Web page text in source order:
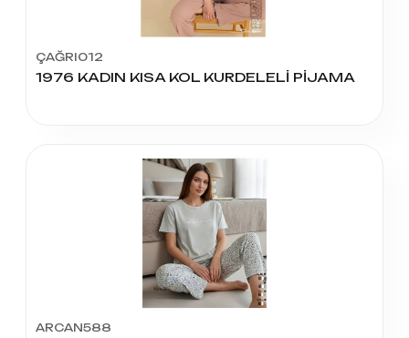
ÇAĞRI012
1976 KADIN KISA KOL KURDELELİ PİJAMA
ARCAN588